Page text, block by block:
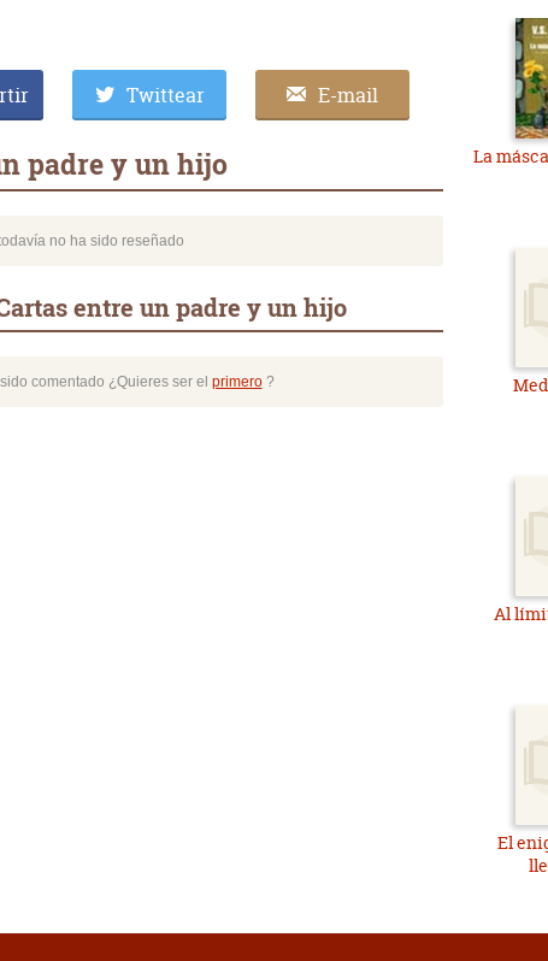
Twittear E-mail
padre y un hijo
no ha sido reseñado
entre un padre y un hijo
comentado ¿Quieres ser el primero?
La
Al
El